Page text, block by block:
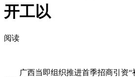
开工以
阅读
广西当即组织推进首季招商引资“